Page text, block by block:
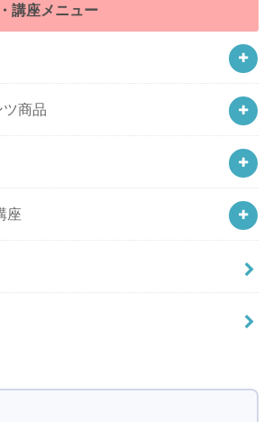
講座メニュー
商品
座